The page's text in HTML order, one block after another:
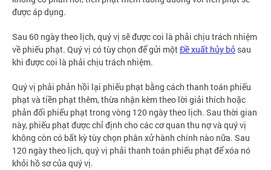
được áp dụng.
Sau 60 ngày theo lịch, quý vị sẽ được coi là phải chịu trách nhiệm
về phiếu phạt. Quý vị có tùy chọn để gửi mộtĐề xuất hủy bỏ sau
khi được coi là phải chịu trách nhiệm.
Quý vị phải phản hồi lại phiếu phạt bằng cách thanh toán phiếu
phạt và tiền phạt thêm, thừa nhận kèm theo lời giải thích hoặc
phản đối phiếu phạt trong vòng 120 ngày theo lịch. Sau thời gian
này, phiếu phạt được chỉ định cho các cơ quan thu nợ và quý vị
không còn có bất kỳ tùy chọn phân xử hành chính nào nữa. Sau
120 ngày theo lịch, quý vị phải thanh toán phiếu phạt để xóa nó
khỏi hồ sơ của quý vị.